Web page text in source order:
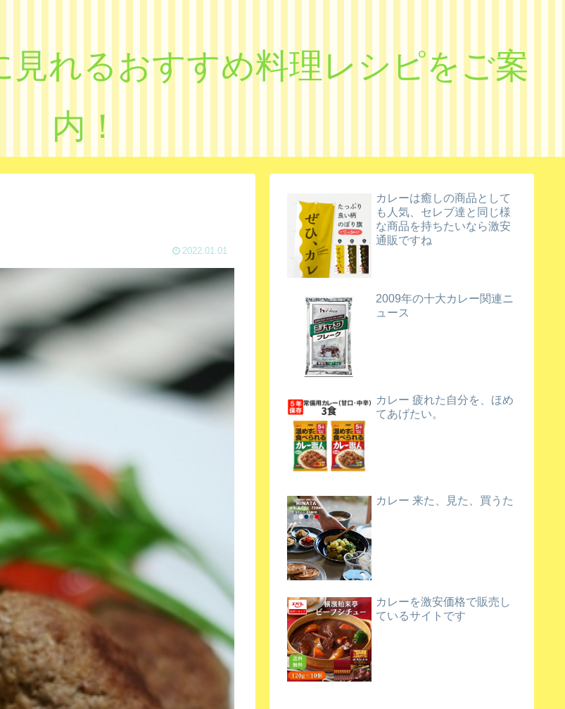
見れるおすすめ料理レシピをご案
内！
2022.01.01
カレーは癒しの商品として
も人気、セレブ達と同じ様
な商品を持ちたいなら激安
通販ですね
2009年の十大カレー関連ニ
ュース
カレー 疲れた自分を、ほめ
てあげたい。
カレー 来た、見た、買うた
カレーを激安価格で販売し
ているサイトです